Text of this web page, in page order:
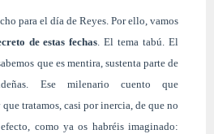
para el día de Reyes. Por ello, vamos
de estas fechas. El tema tabú. El
que es mentira, sustenta parte de
Ese milenario cuento que
tratamos, casi por inercia, de que no
como ya os habréis imaginado: